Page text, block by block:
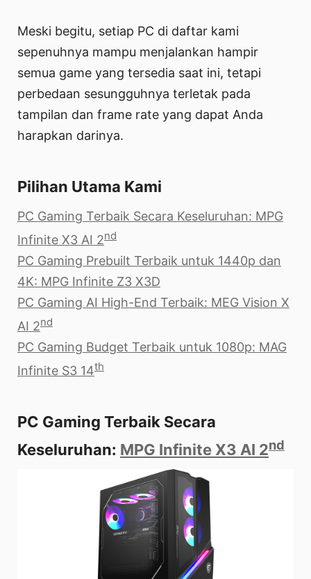
Meski begitu, setiap PC di daftar kami
sepenuhnya mampu menjalankan hampir
semua game yang tersedia saat ini, tetapi
perbedaan sesungguhnya terletak pada
tampilan dan frame rate yang dapat Anda
harapkan darinya.
Pilihan Utama Kami
PC Gaming Terbaik Secara Keseluruhan: MPG
Infinite X3 AI 2nd
PC Gaming Prebuilt Terbaik untuk 1440p dan
4K: MPG Infinite Z3 X3D
PC Gaming AI High-End Terbaik: MEG Vision X
AI 2nd
PC Gaming Budget Terbaik untuk 1080p: MAG
Infinite S3 14th
PC Gaming Terbaik Secara
Keseluruhan: MPG Infinite X3 AI 2nd